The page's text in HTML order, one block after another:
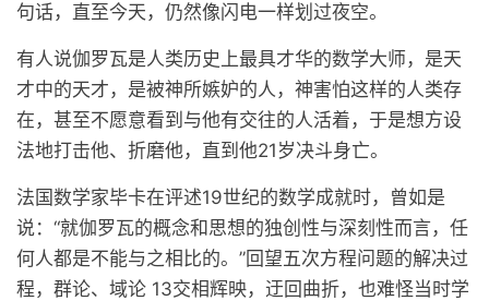
句话，直至今天，仍然像闪电一样划过夜空。
有人说伽罗瓦是人类历史上最具才华的数学大师，是天
才中的天才，是被神所嫉妒的人，神害怕这样的人类存
在，甚至不愿意看到与他有交往的人活着，于是想方设
法地打击他、折磨他，直到他21岁决斗身亡。
法国数学家毕卡在评述19世纪的数学成就时，曾如是
说：“就伽罗瓦的概念和思想的独创性与深刻性而言，任
何人都是不能与之相比的。”回望五次方程问题的解决过
程，群论、域论 13交相辉映，迂回曲折，也难怪当时学